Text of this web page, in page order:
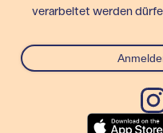
verarbeitet werden